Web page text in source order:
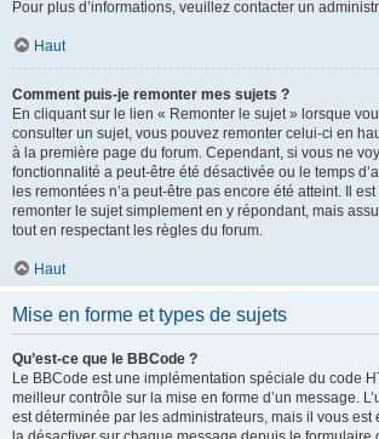
Pour plus d’informations, veuillez contacter un
Haut
Comment puis-je remonter mes sujets ?
En cliquant sur le lien « Remonter le sujet » lorsque
consulter un sujet, vous pouvez remonter celui-ci en
à la première page du forum. Cependant, si vous ne
fonctionnalité a peut-être été désactivée ou le temps
les remontées n’a peut-être pas encore été atteint. Il
remonter le sujet simplement en y répondant, mais
tout en respectant les règles du forum.
Haut
Mise en forme et types de sujets
Qu’est-ce que le BBCode ?
Le BBCode est une implémentation spéciale du code
meilleur contrôle sur la mise en forme d’un message.
est déterminée par les administrateurs, mais il vous est